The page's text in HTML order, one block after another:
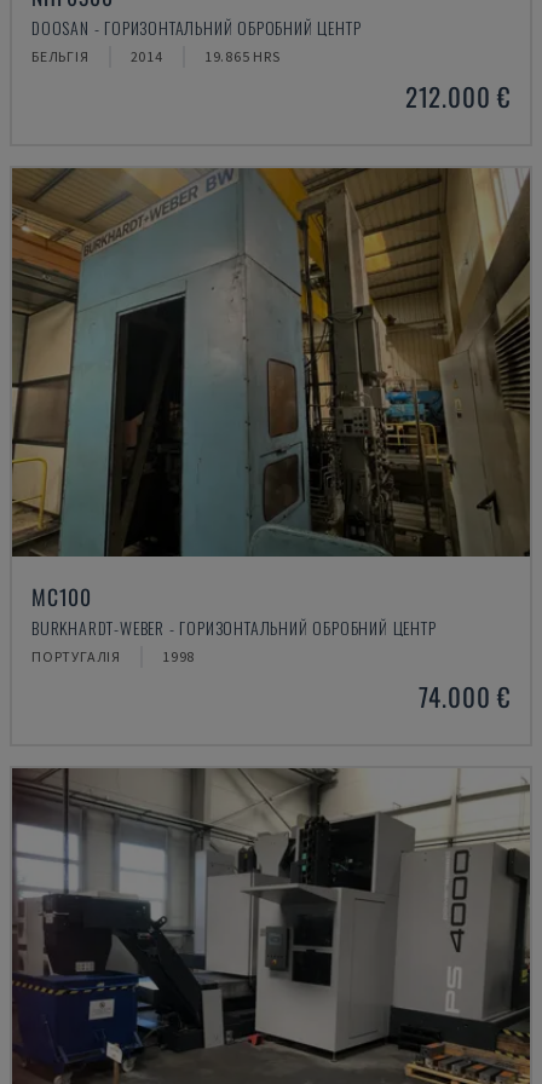
DOOSAN - ГОРИЗОНТАЛЬНИЙ ОБРОБНИЙ ЦЕНТР
БЕЛЬГІЯ 2014 19.865 HRS
212.000 €
MC100
BURKHARDT-WEBER - ГОРИЗОНТАЛЬНИЙ ОБРОБНИЙ ЦЕНТР
ПОРТУГАЛІЯ 1998
74.000 €